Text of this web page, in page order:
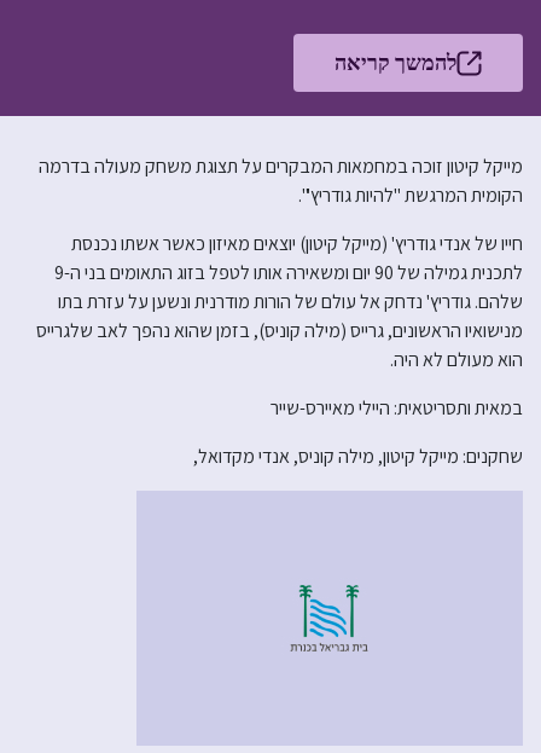
להמשך קריאה
מייקל קיטון זוכה במחמאות המבקרים על תצוגת משחק מעולה בדרמה
הקומית המרגשת "להיות גודריץ'".
חייו של אנדי גודריץ' (מייקל קיטון) יוצאים מאיזון כאשר אשתו נכנסת
לתכנית גמילה של 90 יום ומשאירה אותו לטפל בזוג התאומים בני ה-9
שלהם. גודריץ' נדחק אל עולם של הורות מודרנית ונשען על עזרת בתו
מנישואיו הראשונים, גרייס (מילה קוניס), בזמן שהוא נהפך לאב שלגרייס
הוא מעולם לא היה.
במאית ותסריטאית: היילי מאיירס-שייר
שחקנים: מייקל קיטון, מילה קוניס, אנדי מקדואל,